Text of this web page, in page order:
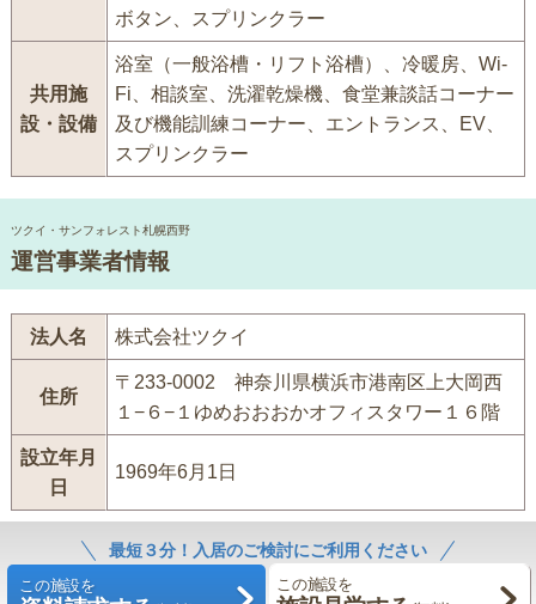
ボタン、スプリンクラー
共用施
設・設備
浴室（一般浴槽・リフト浴槽）、冷暖房、Wi-
Fi、相談室、洗濯乾燥機、食堂兼談話コーナー
及び機能訓練コーナー、エントランス、EV、
スプリンクラー
ツクイ・サンフォレスト札幌西野
運営事業者情報
法人名 株式会社ツクイ
住所
〒233-0002 神奈川県横浜市港南区上大岡西
１−６−１ゆめおおおかオフィスタワー１６階
設立年月
日
1969年6月1日
最短３分！入居のご検討にご利用ください
この施設を この施設を